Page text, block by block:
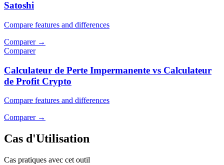
Satoshi
Compare features and differences
Comparer→
Comparer
Calculateur de Perte Impermanente vs Calculateur
de Profit Crypto
Compare features and differences
Comparer→
Cas d'Utilisation
Cas pratiques avec cet outil